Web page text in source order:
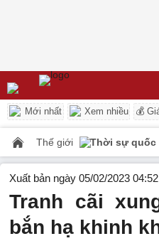
Mới nhất Xem nhiều 💰
Thế giới Thời sự quốc
Xuất bản ngày 05/02/2023
Tranh cãi
bắn hạ khinh